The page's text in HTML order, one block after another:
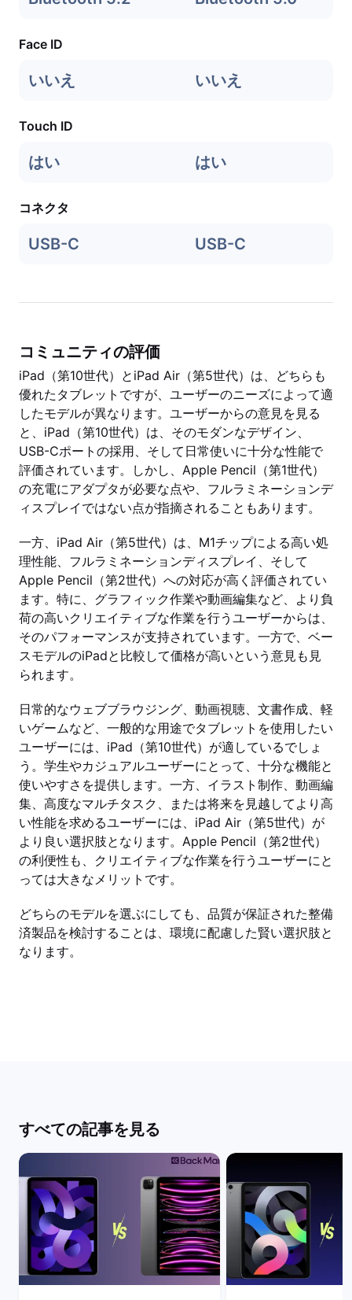
Face ID
いいえ いいえ
Touch ID
はい はい
コネクタ
USB-C USB-C
コミュニティの評価
iPad（第10世代）とiPad Air（第5世代）は、どちらも
優れたタブレットですが、ユーザーのニーズによって適
したモデルが異なります。ユーザーからの意見を見る
と、iPad（第10世代）は、そのモダンなデザイン、
USB-Cポートの採用、そして日常使いに十分な性能で
評価されています。しかし、Apple Pencil（第1世代）
の充電にアダプタが必要な点や、フルラミネーションデ
ィスプレイではない点が指摘されることもあります。
一方、iPad Air（第5世代）は、M1チップによる高い処
理性能、フルラミネーションディスプレイ、そして
Apple Pencil（第2世代）への対応が高く評価されてい
ます。特に、グラフィック作業や動画編集など、より負
荷の高いクリエイティブな作業を行うユーザーからは、
そのパフォーマンスが支持されています。一方で、ベー
スモデルのiPadと比較して価格が高いという意見も見
られます。
日常的なウェブブラウジング、動画視聴、文書作成、軽
いゲームなど、一般的な用途でタブレットを使用したい
ユーザーには、iPad（第10世代）が適しているでしょ
う。学生やカジュアルユーザーにとって、十分な機能と
使いやすさを提供します。一方、イラスト制作、動画編
集、高度なマルチタスク、または将来を見越してより高
い性能を求めるユーザーには、iPad Air（第5世代）が
より良い選択肢となります。Apple Pencil（第2世代）
の利便性も、クリエイティブな作業を行うユーザーにと
っては大きなメリットです。
どちらのモデルを選ぶにしても、品質が保証された整備
済製品を検討することは、環境に配慮した賢い選択肢と
なります。
すべての記事を見る